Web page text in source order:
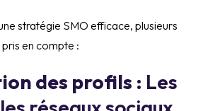
stratégie SMO efficace, plusieurs
en compte :
des profils : Les